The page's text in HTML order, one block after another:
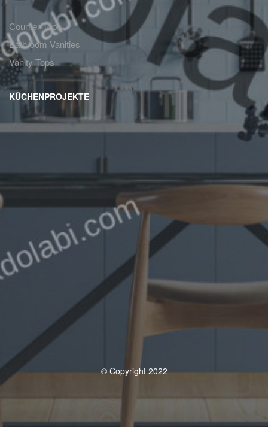
Counter Tops
Bathroom Vanities
Vanity Tops
KÜCHENPROJEKTE
© Copyright 2022